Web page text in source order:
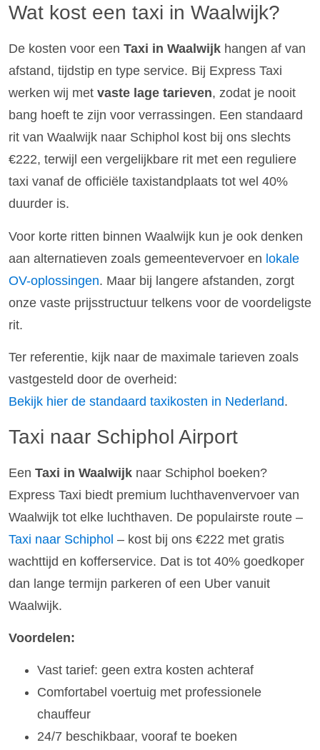
Wat kost een taxi in Waalwijk?
De kosten voor een Taxi in Waalwijk hangen af van
afstand, tijdstip en type service. Bij Express Taxi
werken wij met vaste lage tarieven, zodat je nooit
bang hoeft te zijn voor verrassingen. Een standaard
rit van Waalwijk naar Schiphol kost bij ons slechts
€222, terwijl een vergelijkbare rit met een reguliere
taxi vanaf de officiële taxistandplaats tot wel 40%
duurder is.
Voor korte ritten binnen Waalwijk kun je ook denken
aan alternatieven zoals gemeentevervoer en lokale
OV-oplossingen. Maar bij langere afstanden, zorgt
onze vaste prijsstructuur telkens voor de voordeligste
rit.
Ter referentie, kijk naar de maximale tarieven zoals
vastgesteld door de overheid:
Bekijk hier de standaard taxikosten in Nederland.
Taxi naar Schiphol Airport
Een Taxi in Waalwijk naar Schiphol boeken?
Express Taxi biedt premium luchthavenvervoer van
Waalwijk tot elke luchthaven. De populairste route –
Taxi naar Schiphol – kost bij ons €222 met gratis
wachttijd en kofferservice. Dat is tot 40% goedkoper
dan lange termijn parkeren of een Uber vanuit
Waalwijk.
Voordelen:
Vast tarief: geen extra kosten achteraf
Comfortabel voertuig met professionele
chauffeur
24/7 beschikbaar, vooraf te boeken